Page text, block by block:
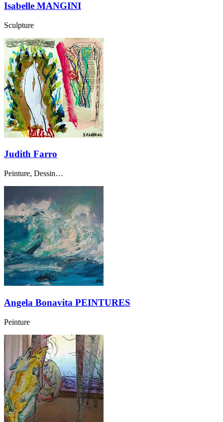
Isabelle MANGINI
Sculpture
Judith Farro
Peinture, Dessin…
Angela Bonavita PEINTURES
Peinture